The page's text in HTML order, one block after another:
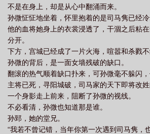
外 蓦回鸾男女主圆房了吗 蓦回鸾讲什么
集 蓦回鸾海青拿天鹅 蓦回鸾 咪咕 蓦回鸾改
事
鸾结局为啥这么虐 蓦回鸾是什么意思 蓦回鸾怎
回鸾txt百度 蓦回鸾也叫什么 蓦回鸾by海青拿天鹅
事 蓦回鸾哪里看最新更新 蓦回鸾停更
鸾结局了吗? 蓦回鸾海青拿天鹅的免费阅读
李陌最后怎么了 蓦回鸾by海青拿天鹅免费阅读
不是在身上，却是从心中翻涌而来。
孙微怔怔地坐着，怀里抱着的是司马隽已经冷
他的血将她身上的衣裳浸透了，干涸之后粘
分开。
下方，宫城已经成了一片火海，喧嚣和杀戮不
孙微的背后，是一面女墙残破的缺口。
翻滚的热气顺着缺口扑来，可孙微毫不躲闪，
主将已死，寻阳城破，司马家的天下即将改姓
一个身影走上前来，阻断了孙微的视线。
不必看清，孙微也知道那是谁。
孙郅，她的堂兄。
“我若不曾记错，当年你第一次遇到司马隽，